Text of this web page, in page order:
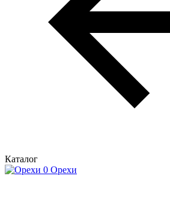
Каталог
Орехи